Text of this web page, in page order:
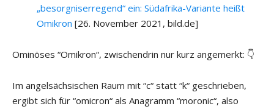
„besorgniserregend“ ein: Südafrika-Variante heißt
Omikron [26. November 2021, bild.de]
Ominöses “Omikron“, zwischendrin nur kurz angemerkt: 👇
Im angelsächsischen Raum mit “c“ statt “k“ geschrieben,
ergibt sich für “omicron“ als Anagramm “moronic“, also